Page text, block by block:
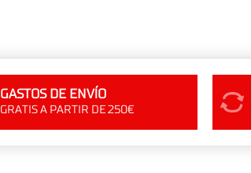
GASTOS DE ENVÍO
GRATIS A PARTIR DE 250€